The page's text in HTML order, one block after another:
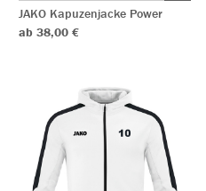
JAKO Kapuzenjacke Power
ab 38,00 €